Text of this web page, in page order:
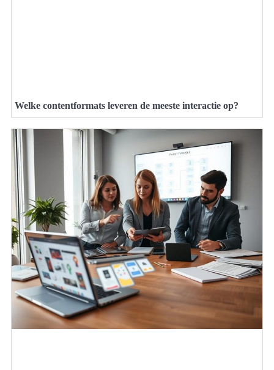
Welke contentformats leveren de meeste interactie op?